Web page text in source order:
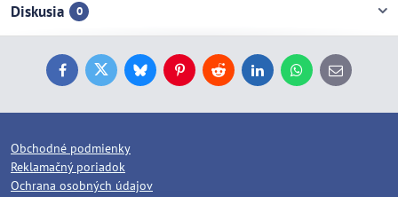
Diskusia 0
FacebookTwitterBlueskyPinterestReddit LinkedInWhatsApp
E-
mail
Obchodné podmienky
Reklamačný poriadok
Ochrana osobných údajov